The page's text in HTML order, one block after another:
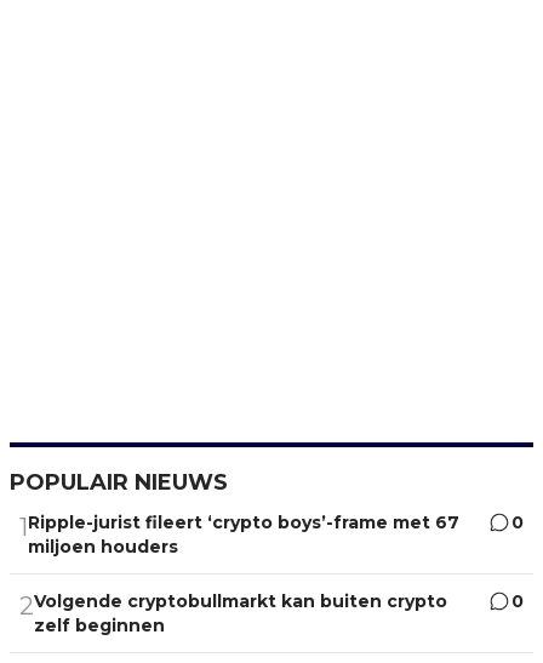
POPULAIR NIEUWS
1Ripple-jurist fileert ‘crypto boys’-frame met 67
miljoen houders
0
2Volgende cryptobullmarkt kan buiten crypto
zelf beginnen
0